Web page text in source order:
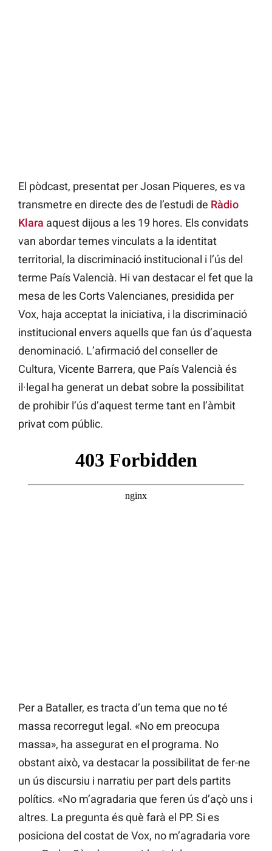
El pòdcast, presentat per Josan Piqueres, es va
transmetre en directe des de l’estudi de Ràdio
Klara aquest dijous a les 19 hores. Els convidats
van abordar temes vinculats a la identitat
territorial, la discriminació institucional i l’ús del
terme País Valencià. Hi van destacar el fet que la
mesa de les Corts Valencianes, presidida per
Vox, haja acceptat la iniciativa, i la discriminació
institucional envers aquells que fan ús d’aquesta
denominació. L’afirmació del conseller de
Cultura, Vicente Barrera, que País Valencià és
il·legal ha generat un debat sobre la possibilitat
de prohibir l’ús d’aquest terme tant en l’àmbit
privat com públic.
Per a Bataller, es tracta d’un tema que no té
massa recorregut legal. «No em preocupa
massa», ha assegurat en el programa. No
obstant això, va destacar la possibilitat de fer-ne
un ús discursiu i narratiu per part dels partits
polítics. «No m’agradaria que feren ús d’açò uns i
altres. La pregunta és què farà el PP. Si es
posiciona del costat de Vox, no m’agradaria vore